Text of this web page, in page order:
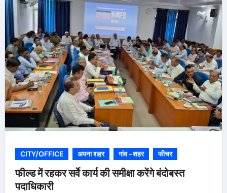
CITY/OFFICE अपना शहर गांव -शहर फीचर
फील्ड में रहकर सर्वे कार्य की समीक्षा करेंगे बंदोबस्त
पदाधिकारी